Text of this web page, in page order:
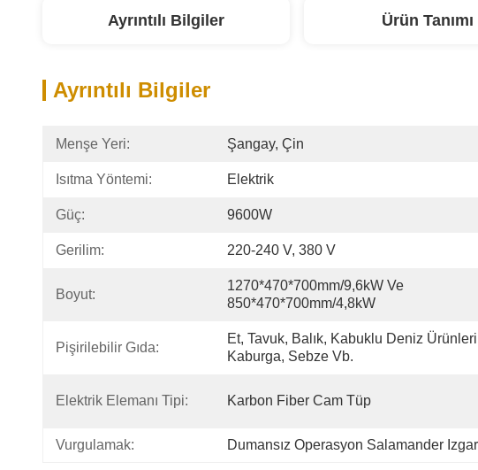
Ayrıntılı Bilgiler Ürün Tanımı
Ayrıntılı Bilgiler
Menşe Yeri: Şangay, Çin
Isıtma Yöntemi: Elektrik
Güç: 9600W
Gerilim: 220-240 V, 380 V
Boyut:
1270*470*700mm/9,6kW Ve
850*470*700mm/4,8kW
Pişirilebilir Gıda:
Et, Tavuk, Balık, Kabuklu Deniz
Kaburga, Sebze Vb.
Elektrik Elemanı Tipi: Karbon Fiber Cam Tüp
Vurgulamak: Dumansız Operasyon Salamander